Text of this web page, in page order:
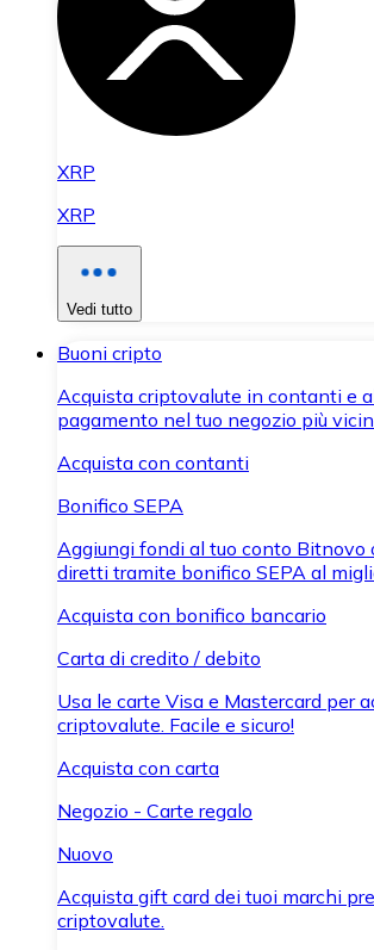
XRP
XRP
Vedi tutto
Buoni cripto
Acquista criptovalute in contanti e
pagamento nel tuo negozio più
Acquista con contanti
Bonifico SEPA
Aggiungi fondi al tuo conto Bitnovo
diretti tramite bonifico SEPA al
Acquista con bonifico bancario
Carta di credito / debito
Usa le carte Visa e Mastercard per
criptovalute. Facile e sicuro!
Acquista con carta
Negozio - Carte regalo
Nuovo
Acquista gift card dei tuoi marchi
criptovalute.